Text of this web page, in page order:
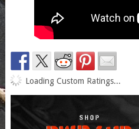
Loading Custom Ratings...